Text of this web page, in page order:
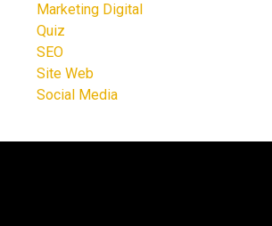
Marketing Digital
Quiz
SEO
Site Web
Social Media